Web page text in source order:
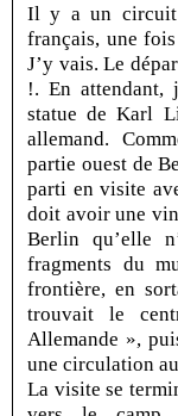
Il y a un circuit
français, une
J’y vais. Le
!. En attendant,
statue de Karl
allemand.
partie ouest de
parti en visite
doit avoir une
Berlin qu’elle
fragments du
frontière, en
trouvait le
Allemande »,
une circulation
La visite se